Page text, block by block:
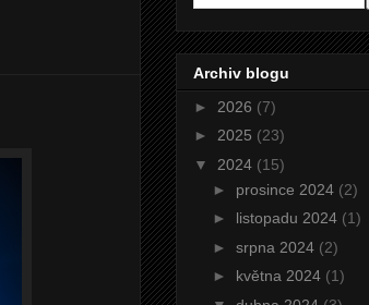
Archiv blogu
► 2026 (7)
► 2025 (23)
▼ 2024 (15)
► prosince 2024 (2)
► listopadu 2024 (1)
► srpna 2024 (2)
► května 2024 (1)